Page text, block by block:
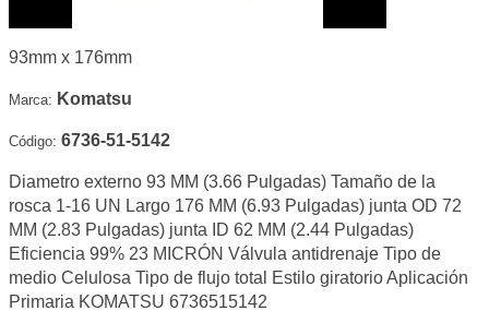
93mm x 176mm
Marca: Komatsu
Código: 6736-51-5142
Diametro externo 93 MM (3.66 Pulgadas) Tamaño de la
rosca 1-16 UN Largo 176 MM (6.93 Pulgadas) junta OD 72
MM (2.83 Pulgadas) junta ID 62 MM (2.44 Pulgadas)
Eficiencia 99% 23 MICRÓN Válvula antidrenaje Tipo de
medio Celulosa Tipo de flujo total Estilo giratorio Aplicación
Primaria KOMATSU 6736515142